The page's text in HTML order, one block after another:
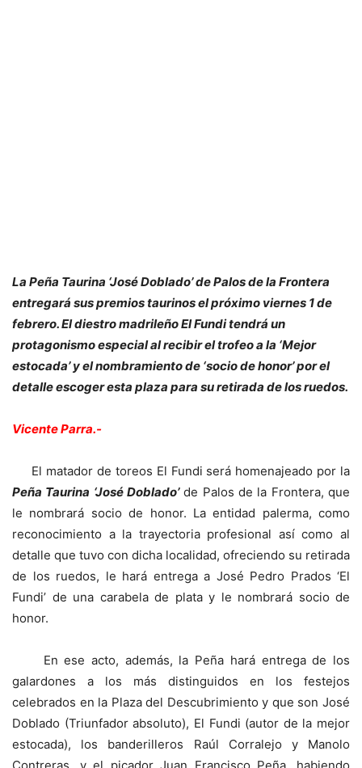
La Peña Taurina ‘José Doblado’ de Palos de la Frontera
entregará sus premios taurinos el próximo viernes 1 de
febrero. El diestro madrileño El Fundi tendrá un
protagonismo especial al recibir el trofeo a la ‘Mejor
estocada’ y el nombramiento de ‘socio de honor’ por el
detalle escoger esta plaza para su retirada de los ruedos.
Vicente Parra.-
El matador de toreos El Fundi será homenajeado por la
Peña Taurina ‘José Doblado’de Palos de la Frontera, que
le nombrará socio de honor. La entidad palerma, como
reconocimiento a la trayectoria profesional así como al
detalle que tuvo con dicha localidad, ofreciendo su retirada
de los ruedos, le hará entrega a José Pedro Prados ‘El
Fundi’ de una carabela de plata y le nombrará socio de
honor.
En ese acto, además, la Peña hará entrega de los
galardones a los más distinguidos en los festejos
celebrados en la Plaza del Descubrimiento y que son José
Doblado (Triunfador absoluto), El Fundi (autor de la mejor
estocada), los banderilleros Raúl Corralejo y Manolo